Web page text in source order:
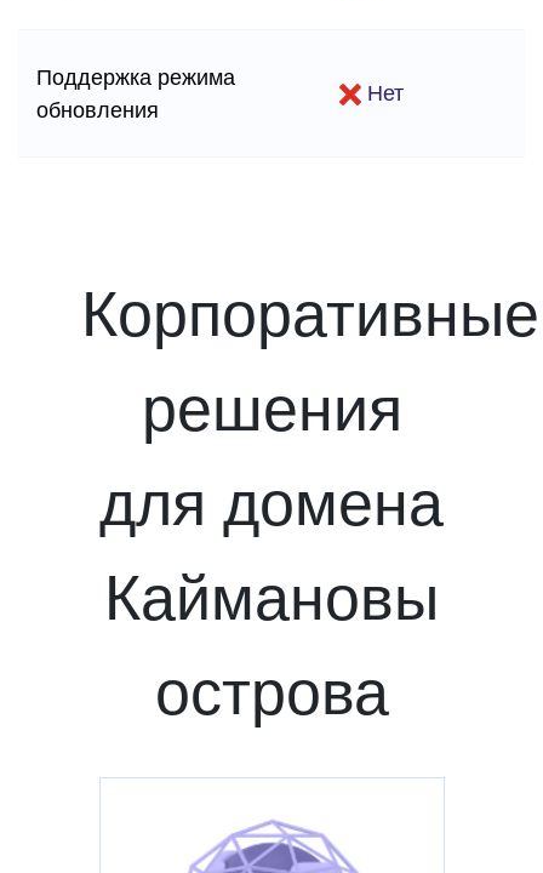
Поддержка режима
обновления
Нет
Корпоративные
решения
для домена
Каймановы
острова